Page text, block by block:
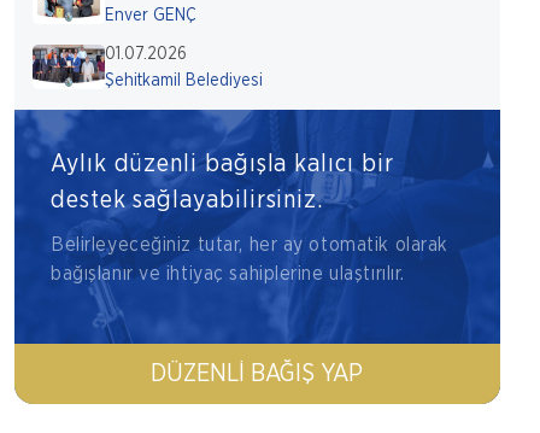
Enver GENÇ
01.07.2026
Şehitkamil Belediyesi
Aylık düzenli bağışla kalıcı bir
destek sağlayabilirsiniz.
Belirleyeceğiniz tutar, her ay otomatik olarak
bağışlanır ve ihtiyaç sahiplerine ulaştırılır.
DÜZENLI BAĞIŞ YAP